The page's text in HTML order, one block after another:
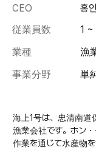
CEO
홍
従業員数
1 ~
業種
漁
事業分野
単
海上1号は、忠清南
漁業会社です。ホン
作業を通じて水産物を